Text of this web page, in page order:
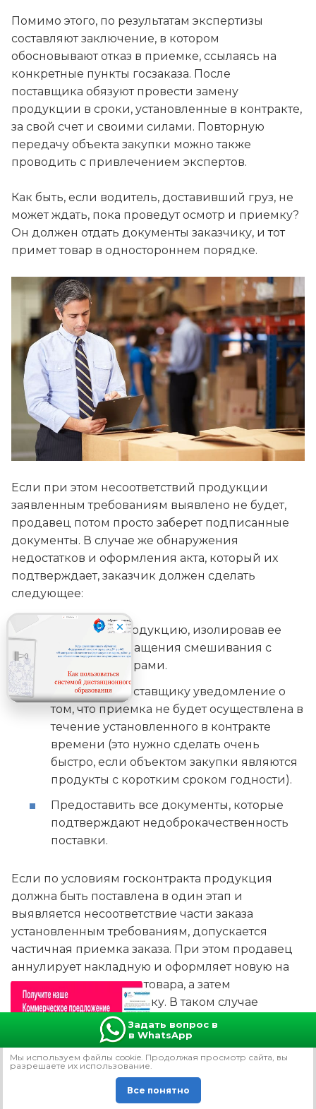
Помимо этого, по результатам экспертизы
составляют заключение, в котором
обосновывают отказ в приемке, ссылаясь на
конкретные пункты госзаказа. После
поставщика обязуют провести замену
продукции в сроки, установленные в контракте,
за свой счет и своими силами. Повторную
передачу объекта закупки можно также
проводить с привлечением экспертов.
Как быть, если водитель, доставивший груз, не
может ждать, пока проведут осмотр и приемку?
Он должен отдать документы заказчику, и тот
примет товар в одностороннем порядке.
Если при этом несоответствий продукции
заявленным требованиям выявлено не будет,
продавец потом просто заберет подписанные
документы. В случае же обнаружения
недостатков и оформления акта, который их
подтверждает, заказчик должен сделать
следующее:
Сохранить продукцию, изолировав ее
для предотвращения смешивания с
другими товарами.
Направить поставщику уведомление о
том, что приемка не будет осуществлена в
течение установленного в контракте
времени (это нужно сделать очень
быстро, если объектом закупки являются
продукты с коротким сроком годности).
Предоставить все документы, которые
подтверждают недоброкачественность
поставки.
Если по условиям госконтракта продукция
должна быть поставлена в один этап и
выявляется несоответствие части заказа
установленным требованиям, допускается
частичная приемка заказа. При этом продавец
аннулирует накладную и оформляет новую на
принятое количество товара, а затем
осуществляет допоставку. В таком случае
заказчик обязан оштрафовать поставщика за то,
что тот не исполнил обязательства. Размер
штрафа прописывается в контракте.
Обучение госзакупкам
Задать вопрос в
в WhatsApp
Мы используем файлы сookie. Продолжая просмотр сайта, вы
разрешаете их использование.
Все понятно